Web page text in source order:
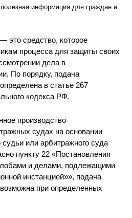
информация для граждан и
это средство, которое
процесса для защиты своих
дела в
По порядку, подача
в статье 267
кодекса РФ.
производство
судах на основании
судьи или арбитражного суда
пункту 22 «Постановления
и делами, подлежащими
инстанцией»», подача
при определенных